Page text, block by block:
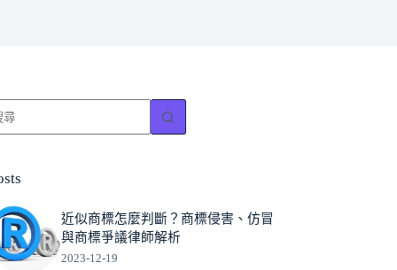
近似商標怎麼判斷？商標侵害、仿冒
與商標爭議律師解析
2023-12-19